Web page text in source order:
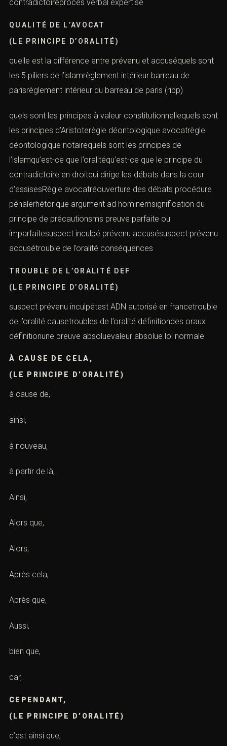
contradictoireproces verbal expertise
QUALITÉ DE L’AVOCAT
(LE PRINCIPE D’ORALITÉ)
quelle est la différence entre prévenu et accuséquels sont
les 5 piliers de l’islamrèglement intérieur barreau de
parisrèglement intérieur du barreau de paris (ribp)
quels sont les principes à valeur constitutionnellequels sont
les principes d’Aristoterègle déontologique avocatrègle
déontologique notairequels sont les principes de
l’islamqu’est-ce que l’oralitéqu’est-ce que le principe du
contradictoire en droitqui dirige les débats dans la cour
d’assisesRègle avocatréouverture des débats procédure
pénalerhétorique argument ad hominemsignification du
principe de précautionsms preuve parfaite ou
imparfaitesuspect inculpé prévenu accusésuspect prévenu
accusétrouble de l’oralité conséquences
TROUBLE DE L’ORALITÉ DEF
(LE PRINCIPE D’ORALITÉ)
suspect prévenu inculpétest ADN autorisé en francetrouble
de l’oralité causetroubles de l’oralité définitiondes oraux
définitionune preuve absoluevaleur absolue loi normale
À CAUSE DE CELA,
(LE PRINCIPE D’ORALITÉ)
à cause de,
ainsi,
à nouveau,
à partir de là,
Ainsi,
Alors que,
Alors,
Après cela,
Après que,
Aussi,
bien que,
car,
CEPENDANT,
(LE PRINCIPE D’ORALITÉ)
c’est ainsi que,